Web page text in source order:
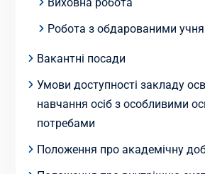
Робота з обдарованими
Вакантні посади
Умови доступності закладу
навчання осіб з особливими
потребами
Положення про академічну